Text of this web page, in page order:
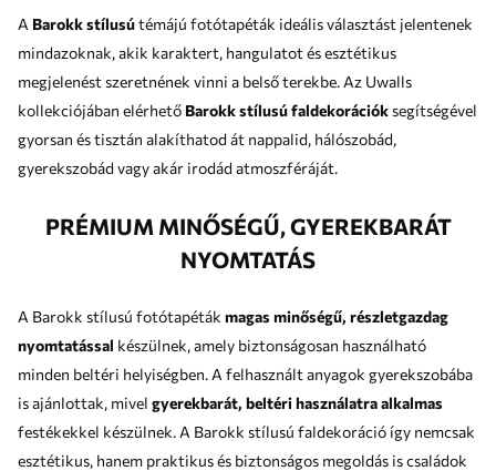
A Barokk stílusútémájú fotótapéták ideális választást jelentenek
mindazoknak, akik karaktert, hangulatot és esztétikus
megjelenést szeretnének vinni a belső terekbe. Az Uwalls
kollekciójában elérhető Barokk stílusú faldekorációk segítségével
gyorsan és tisztán alakíthatod át nappalid, hálószobád,
gyerekszobád vagy akár irodád atmoszféráját.
PRÉMIUM MINŐSÉGŰ, GYEREKBARÁT
NYOMTATÁS
A Barokk stílusú fotótapéták magas minőségű, részletgazdag
nyomtatással készülnek, amely biztonságosan használható
minden beltéri helyiségben. A felhasznált anyagok gyerekszobába
is ajánlottak, mivel gyerekbarát, beltéri használatra alkalmas
festékekkel készülnek. A Barokk stílusú faldekoráció így nemcsak
esztétikus, hanem praktikus és biztonságos megoldás is családok